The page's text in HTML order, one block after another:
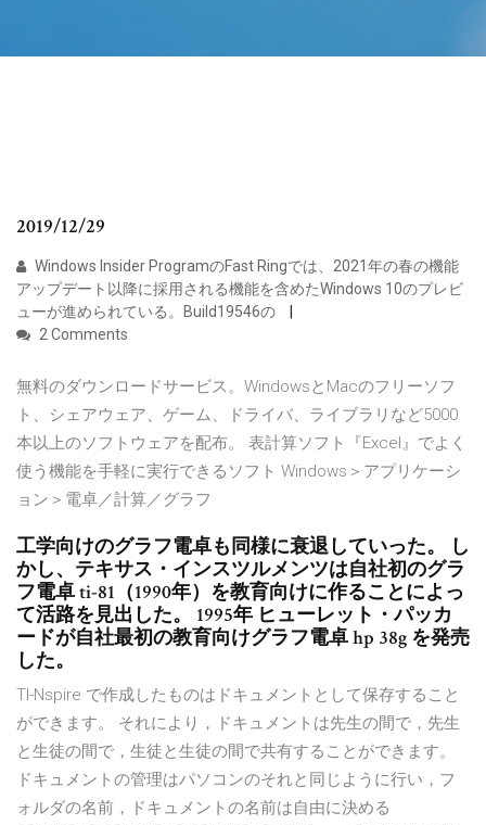
2019/12/29
Windows Insider ProgramのFast Ringでは、2021年の春の機能
アップデート以降に採用される機能を含めたWindows 10のプレビ
ューが進められている。Build19546の
2 Comments
無料のダウンロードサービス。WindowsとMacのフリーソフ
ト、シェアウェア、ゲーム、ドライバ、ライブラリなど5000
本以上のソフトウェアを配布。 表計算ソフト『Excel』でよく
使う機能を手軽に実行できるソフト Windows＞アプリケーシ
ョン＞電卓／計算／グラフ
工学向けのグラフ電卓も同様に衰退していった。 し
かし、テキサス・インスツルメンツは自社初のグラ
フ電卓 ti-81（1990年）を教育向けに作ることによっ
て活路を見出した。 1995年 ヒューレット・パッカ
ードが自社最初の教育向けグラフ電卓 hp 38g を発売
した。
TI-Nspire で作成したものはドキュメントとして保存すること
ができます。 それにより，ドキュメントは先生の間で，先生
と生徒の間で，生徒と生徒の間で共有することができます。
ドキュメントの管理はパソコンのそれと同じように行い，フ
ォルダの名前，ドキュメントの名前は自由に決める